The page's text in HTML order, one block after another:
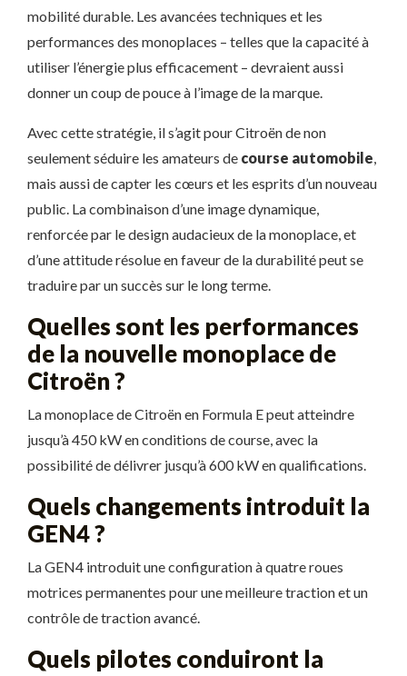
mobilité durable. Les avancées techniques et les
performances des monoplaces – telles que la capacité à
utiliser l’énergie plus efficacement – devraient aussi
donner un coup de pouce à l’image de la marque.
Avec cette stratégie, il s’agit pour Citroën de non
seulement séduire les amateurs de course automobile,
mais aussi de capter les cœurs et les esprits d’un nouveau
public. La combinaison d’une image dynamique,
renforcée par le design audacieux de la monoplace, et
d’une attitude résolue en faveur de la durabilité peut se
traduire par un succès sur le long terme.
Quelles sont les performances
de la nouvelle monoplace de
Citroën ?
La monoplace de Citroën en Formula E peut atteindre
jusqu’à 450 kW en conditions de course, avec la
possibilité de délivrer jusqu’à 600 kW en qualifications.
Quels changements introduit la
GEN4 ?
La GEN4 introduit une configuration à quatre roues
motrices permanentes pour une meilleure traction et un
contrôle de traction avancé.
Quels pilotes conduiront la